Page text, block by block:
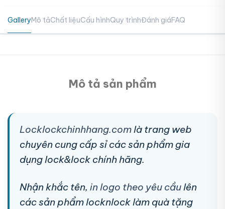
GalleryMô tảChất liệuCấu hìnhQuy trìnhĐánh giáFAQ
Mô tả sản phẩm
Locklockchinhhang.comlà trang web
chuyên cung cấp sỉ các sản phẩm gia
dụng lock&lock chính hãng.
Nhận khắc tên, in logo theo yêu cầulên
các sản phẩm locknlock làm quà tặng